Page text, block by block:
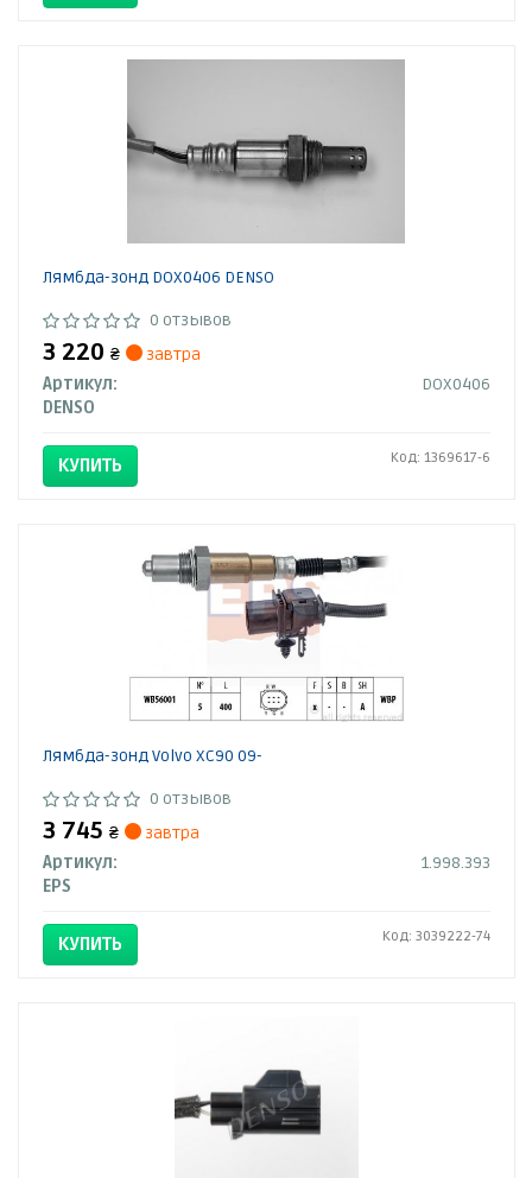
Лямбда-зонд DOX0406 DENSO
0 отзывов
3 220 ₴
завтра
Артикул:
DOX0406
DENSO
КУПИТЬ Код: 1369617-6
Лямбда-зонд Volvo ХС90 09-
0 отзывов
3 745 ₴
завтра
Артикул:
1.998.393
EPS
КУПИТЬ Код: 3039222-74